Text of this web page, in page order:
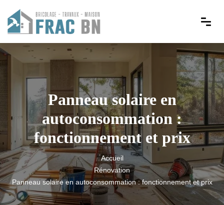
Panneau solaire en
autoconsommation :
fonctionnement et prix
Accueil
Rénovation
Panneau solaire en autoconsommation : fonctionnement et prix